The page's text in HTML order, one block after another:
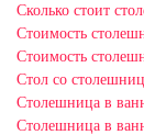
Сколько стоит
Стоимость
Стоимость
Стол со
Столешница в
Столешница в